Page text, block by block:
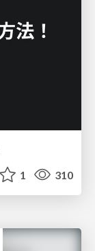
1 310